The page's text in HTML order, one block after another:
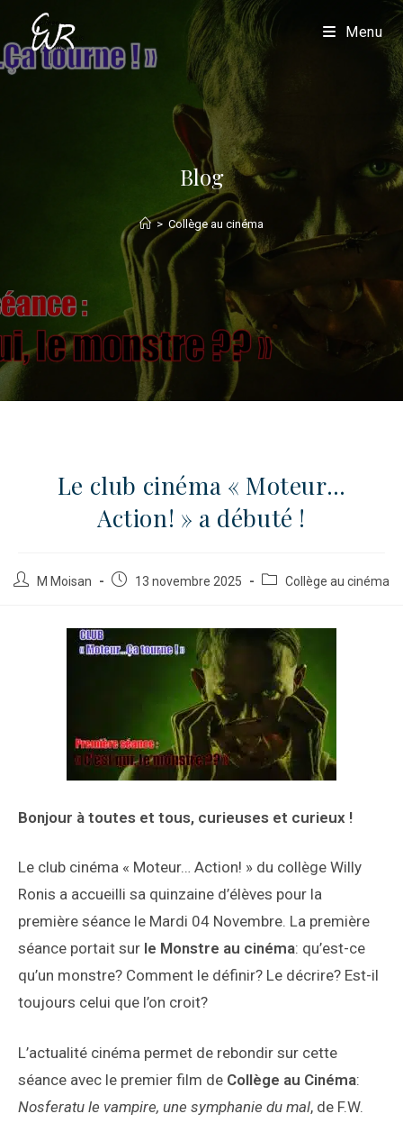
Menu
Blog
> Collège au cinéma
Le club cinéma « Moteur…
Action! » a débuté !
M Moisan 13 novembre 2025 Collège au cinéma
Bonjour à toutes et tous, curieuses et curieux !
Le club cinéma « Moteur… Action! » du collège Willy
Ronis a accueilli sa quinzaine d’élèves pour la
première séance le Mardi 04 Novembre. La première
séance portait sur le Monstre au cinéma: qu’est-ce
qu’un monstre? Comment le définir? Le décrire? Est-il
toujours celui que l’on croit?
L’actualité cinéma permet de rebondir sur cette
séance avec le premier film de Collège au Cinéma:
Nosferatu le vampire, une symphanie du mal, de F.W.